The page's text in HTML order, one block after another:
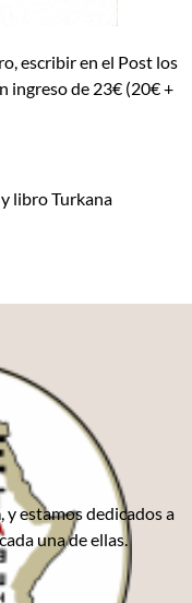
escribir en el Post los
ingreso de 23€ (20€ +
libro Turkana
, y estamos dedicados a
una de ellas.